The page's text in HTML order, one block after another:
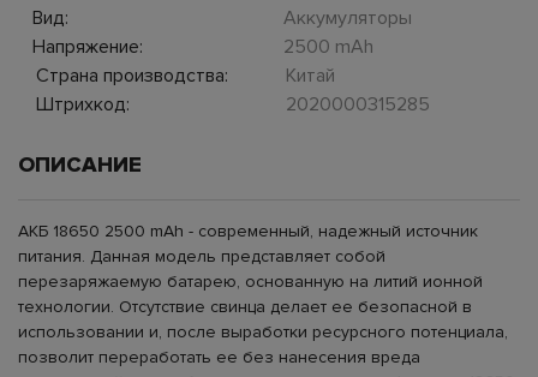
Вид:
Аккумуляторы
Напряжение:
2500 mAh
Страна производства:
Китай
Штрихкод:
2020000315285
ОПИСАНИЕ
АКБ 18650 2500 mAh - современный, надежный источник
питания. Данная модель представляет собой
перезаряжаемую батарею, основанную на литий ионной
технологии. Отсутствие свинца делает ее безопасной в
использовании и, после выработки ресурсного потенциала,
позволит переработать ее без нанесения вреда